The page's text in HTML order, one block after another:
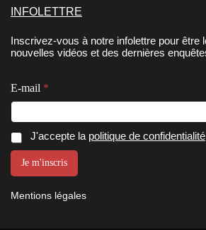
INFOLETTRE
Inscrivez-vous à notre infolettre pour être
nouvelles vidéos et des dernières
E
-
a
i
l
C
n
s
e
C
o
s
e
n
t
m
e
n
E-mail *
C
o
s
e
n
J'accepte la politique de confidentialité
Je m'inscris
Mentions légales